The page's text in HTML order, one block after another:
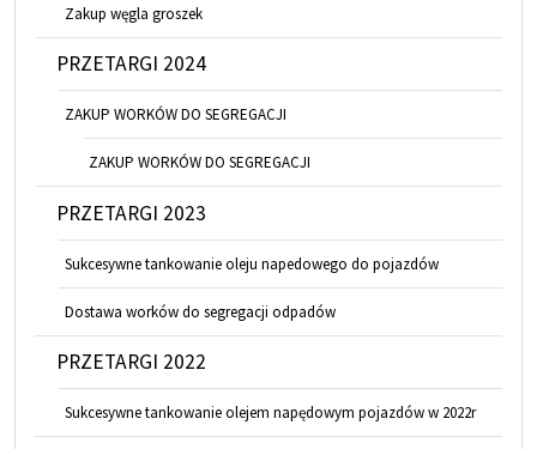
Zakup węgla groszek
PRZETARGI 2024
ZAKUP WORKÓW DO SEGREGACJI
ZAKUP WORKÓW DO SEGREGACJI
PRZETARGI 2023
Sukcesywne tankowanie oleju napedowego do pojazdów
Dostawa worków do segregacji odpadów
PRZETARGI 2022
Sukcesywne tankowanie olejem napędowym pojazdów w 2022r